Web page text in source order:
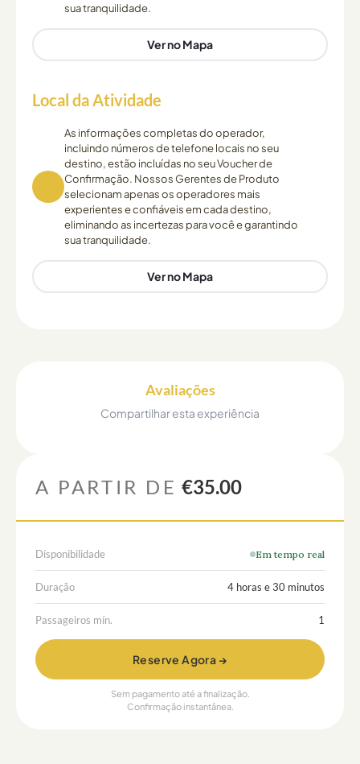
sua tranquilidade.
Ver no Mapa
Local da Atividade
As informações completas do operador,
incluindo números de telefone locais no seu
destino, estão incluídas no seu Voucher de
Confirmação. Nossos Gerentes de Produto
selecionam apenas os operadores mais
experientes e confiáveis em cada destino,
eliminando as incertezas para você e garantindo
sua tranquilidade.
Ver no Mapa
Avaliações
Compartilhar esta experiência
A PARTIR DE €35.00
Disponibilidade Em tempo real
Duração 4 horas e 30 minutos
Passageiros mín. 1
Reserve Agora →
Sem pagamento até a finalização.
Confirmação instantânea.